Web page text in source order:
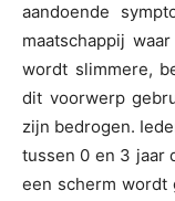
aandoende
maatschappij
wordt slimmere,
dit voorwerp
zijn bedrogen.
tussen 0 en 3 jaar
een scherm wordt